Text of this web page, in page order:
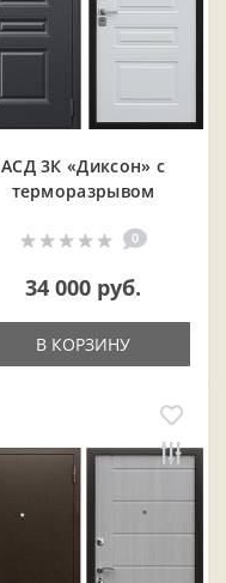
АСД 3К «Диксон» с
терморазрывом
0
34 000 руб.
В КОРЗИНУ